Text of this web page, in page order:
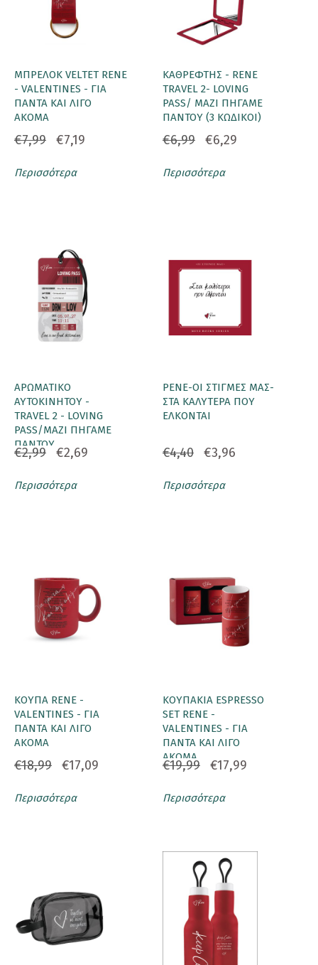
ΜΠΡΕΛΟΚ VELTET RENE
- VALENTINES - ΓΙΑ
ΠΑΝΤΑ ΚΑΙ ΛΙΓΟ
ΑΚΟΜΑ
€7,99 €7,19
Περισσότερα
ΚΑΘΡΕΦΤΗΣ - RENE
TRAVEL 2- LOVING
PASS/ ΜΑΖΙ ΠΗΓΑΜΕ
ΠΑΝΤΟΥ (3 ΚΩΔΙΚΟΙ)
€6,99 €6,29
Περισσότερα
ΑΡΩΜΑΤΙΚΟ
ΑΥΤΟΚΙΝΗΤΟΥ -
TRAVEL 2 - LOVING
PASS/ΜΑΖΙ ΠΗΓΑΜΕ
ΠΑΝΤΟΥ
€2,99 €2,69
Περισσότερα
ΡΕΝΕ-ΟΙ ΣΤΙΓΜΕΣ ΜΑΣ-
ΣΤΑ ΚΑΛΥΤΕΡΑ ΠΟΥ
ΕΛΚΟΝΤΑΙ
€4,40 €3,96
Περισσότερα
ΚΟΥΠΑ RENE -
VALENTINES - ΓΙΑ
ΠΑΝΤΑ ΚΑΙ ΛΙΓΟ
ΑΚΟΜΑ
€18,99 €17,09
Περισσότερα
ΚΟΥΠΑΚΙΑ ESPRESSO
SET RENE -
VALENTINES - ΓΙΑ
ΠΑΝΤΑ ΚΑΙ ΛΙΓΟ
ΑΚΟΜΑ
€19,99 €17,99
Περισσότερα